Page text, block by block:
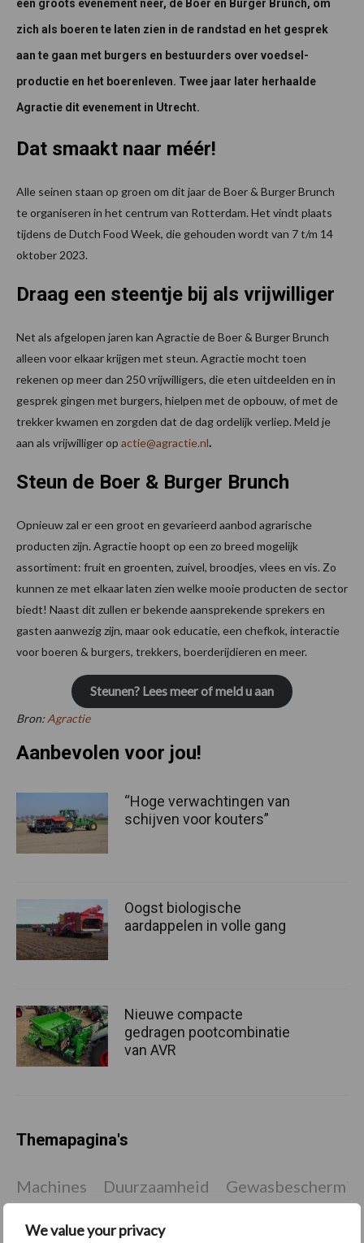
We value your privacy
een groots evenement neer, de Boer en Burger Brunch, om
zich als boeren te laten zien in de randstad en het gesprek
aan te gaan met burgers en bestuurders over voedsel-
productie en het boerenleven. Twee jaar later herhaalde
Agractie dit evenement in Utrecht.
Dat smaakt naar méér!
Alle seinen staan op groen om dit jaar de Boer & Burger Brunch
te organiseren in het centrum van Rotterdam. Het vindt plaats
tijdens de Dutch Food Week, die gehouden wordt van 7 t/m 14
oktober 2023.
Draag een steentje bij als vrijwilliger
Net als afgelopen jaren kan Agractie de Boer & Burger Brunch
alleen voor elkaar krijgen met steun. Agractie mocht toen
rekenen op meer dan 250 vrijwilligers, die eten uitdeelden en in
gesprek gingen met burgers, hielpen met de opbouw, of met de
trekker kwamen en zorgden dat de dag ordelijk verliep. Meld je
aan als vrijwilliger op actie@agractie.nl.
Steun de Boer & Burger Brunch
Opnieuw zal er een groot en gevarieerd aanbod agrarische
producten zijn. Agractie hoopt op een zo breed mogelijk
assortiment: fruit en groenten, zuivel, broodjes, vlees en vis. Zo
kunnen ze met elkaar laten zien welke mooie producten de sector
biedt! Naast dit zullen er bekende aansprekende sprekers en
gasten aanwezig zijn, maar ook educatie, een chefkok, interactie
voor boeren & burgers, trekkers, boerderijdieren en meer.
Steunen? Lees meer of meld u aan
Bron: Agractie
Aanbevolen voor jou!
“Hoge verwachtingen van
schijven voor kouters”
Oogst biologische
aardappelen in volle gang
Nieuwe compacte
gedragen pootcombinatie
van AVR
Themapagina's
Machines Duurzaamheid